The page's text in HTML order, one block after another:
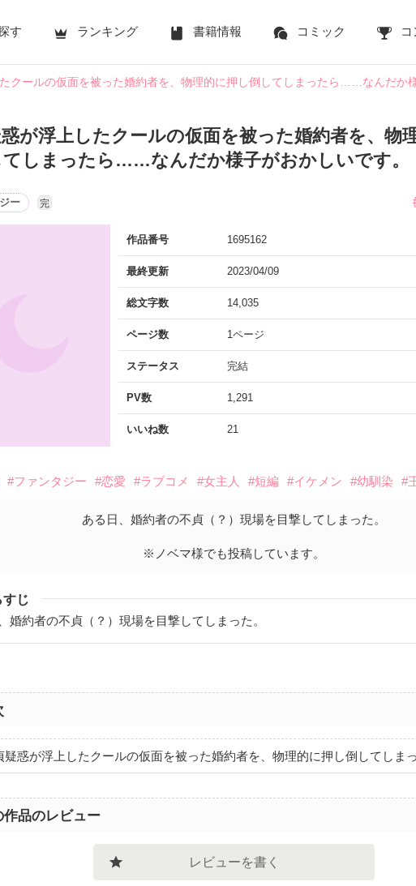
す ランキング 書籍情報 コミック
クールの仮面を被った婚約者を、物理的に押し倒してしまったら……なんだか
が浮上したクールの仮面を被った婚約者を、物
てしまったら……なんだか様子がおかしいです。
ー 完
作品番号 1695162
最終更新 2023/04/09
総文字数 14,035
ページ数 1ページ
ステータス 完結
PV数 1,291
いいね数 21
#ファンタジー #恋愛 #ラブコメ #女主人 #短編 #イケメン #幼馴染 #
ある日、婚約者の不貞（？）現場を目撃してしまった。
※ノベマ様でも投稿しています。
すじ
婚約者の不貞（？）現場を目撃してしまった。
疑惑が浮上したクールの仮面を被った婚約者を、物理的に押し倒してし
作品のレビュー
レビューを書く